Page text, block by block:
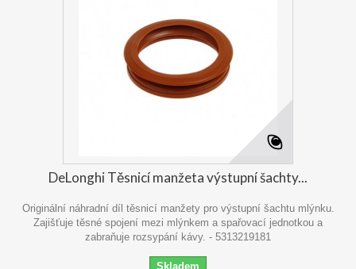
DeLonghi Těsnicí manžeta výstupní šachty...
Originální náhradní díl těsnicí manžety pro výstupní šachtu mlýnku.
Zajišťuje těsné spojení mezi mlýnkem a spařovací jednotkou a
zabraňuje rozsypání kávy. - 5313219181
Skladem